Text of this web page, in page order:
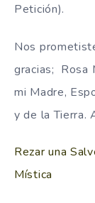
Petición).
Nos
gracias; Rosa
mi Madre,
y de la Tierra.
Rezar una
Mística